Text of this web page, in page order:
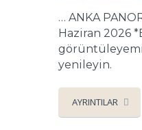
… ANKA
Haziran 2026
yenileyin.
AYRINTILAR